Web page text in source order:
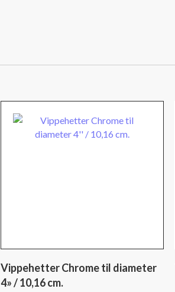
Vippehetter Chrome til diameter
4» / 10,16 cm.